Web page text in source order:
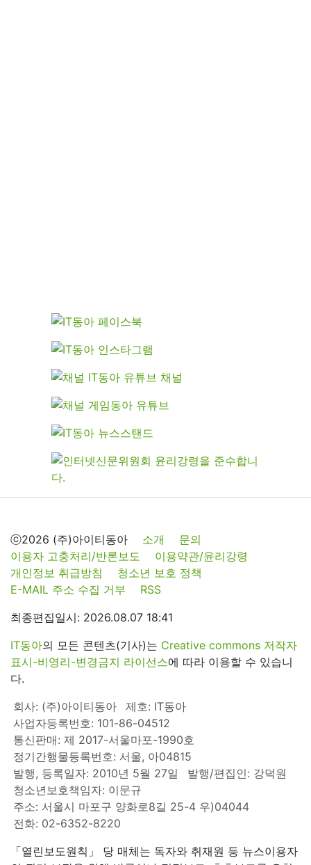
ⓒ2026 (주)아이티동아 소개
문의
이용자 고충처리/반론보도
이용약관/윤리강령
개인정보 취급방침
청소년 보호 정책
E-MAIL 주소 수집 거부
RSS
최종편집일시: 2026.08.07 18:41
IT동아의 모든 콘텐츠(기사)는 Creative commons 저작자
표시-비영리-변경금지 라이선스에 따라 이용할 수 있습니
다.
회사: (주)아이티동아
제호: IT동아
사업자등록번호: 101-86-04512
통신판매: 제 2017-서울마포-1990호
정기간행물등록번호: 서울, 아04815
발행, 등록일자: 2010년 5월 27일
발행/편집인: 강덕원
청소년보호책임자: 이문규
주소: 서울시 마포구 양화로8길 25-4 우)04044
전화: 02-6352-8220
「열린보도원칙」 당 매체는 독자와 취재원 등 뉴스이용자